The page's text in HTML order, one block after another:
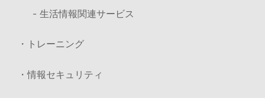
- 生活情報関連サービス
・トレーニング
・情報セキュリティ